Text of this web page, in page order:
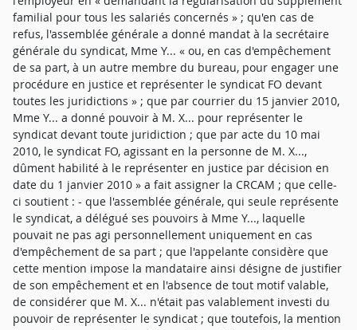
familial pour tous les salariés concernés » ; qu'en cas de
refus, l'assemblée générale a donné mandat à la secrétaire
générale du syndicat, Mme Y... « ou, en cas d'empêchement
de sa part, à un autre membre du bureau, pour engager une
procédure en justice et représenter le syndicat FO devant
toutes les juridictions » ; que par courrier du 15 janvier 2010,
Mme Y... a donné pouvoir à M. X... pour représenter le
syndicat devant toute juridiction ; que par acte du 10 mai
2010, le syndicat FO, agissant en la personne de M. X...,
dûment habilité à le représenter en justice par décision en
date du 1 janvier 2010 » a fait assigner la CRCAM ; que celle-
ci soutient : - que l'assemblée générale, qui seule représente
le syndicat, a délégué ses pouvoirs à Mme Y..., laquelle
pouvait ne pas agi personnellement uniquement en cas
d'empêchement de sa part ; que l'appelante considère que
cette mention impose la mandataire ainsi désigne de justifier
de son empêchement et en l'absence de tout motif valable,
de considérer que M. X... n'était pas valablement investi du
pouvoir de représenter le syndicat ; que toutefois, la mention